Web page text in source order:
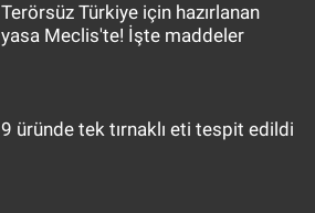
Terörsüz Türkiye için hazırlanan
yasa Meclis'te! İşte maddeler
9 üründe tek tırnaklı eti tespit edildi